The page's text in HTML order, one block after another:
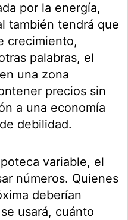
por la energía,
también tendrá que
crecimiento,
palabras, el
una zona
precios sin
a una economía
debilidad.
variable, el
números. Quienes
deberían
usará, cuánto